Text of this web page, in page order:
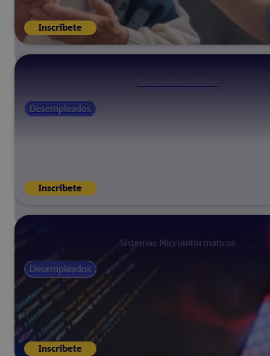
Inscríbete
Desempleados
Inscríbete
Sistemas Microinformáticos
Desempleados
Inscríbete